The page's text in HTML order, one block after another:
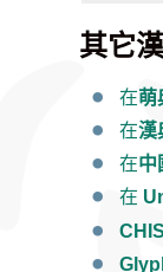
其它
在萌
在漢
在中
在